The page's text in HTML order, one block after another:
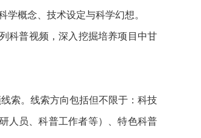
概念、技术设定与科学幻想。
科普视频，深入挖掘培养项目中甘
索。线索方向包括但不限于：科技
人员、科普工作者等）、特色科普